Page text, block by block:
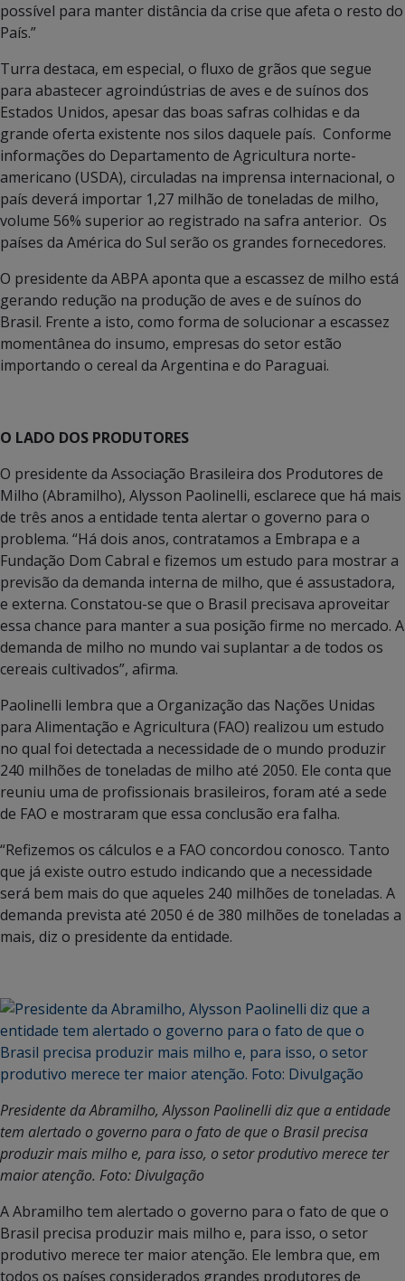
possível para manter distância da crise que afeta o resto do
País.”
Turra destaca, em especial, o fluxo de grãos que segue
para abastecer agroindústrias de aves e de suínos dos
Estados Unidos, apesar das boas safras colhidas e da
grande oferta existente nos silos daquele país. Conforme
informações do Departamento de Agricultura norte-
americano (USDA), circuladas na imprensa internacional, o
país deverá importar 1,27 milhão de toneladas de milho,
volume 56% superior ao registrado na safra anterior. Os
países da América do Sul serão os grandes fornecedores.
O presidente da ABPA aponta que a escassez de milho está
gerando redução na produção de aves e de suínos do
Brasil. Frente a isto, como forma de solucionar a escassez
momentânea do insumo, empresas do setor estão
importando o cereal da Argentina e do Paraguai.
O LADO DOS PRODUTORES
O presidente da Associação Brasileira dos Produtores de
Milho (Abramilho), Alysson Paolinelli, esclarece que há mais
de três anos a entidade tenta alertar o governo para o
problema. “Há dois anos, contratamos a Embrapa e a
Fundação Dom Cabral e fizemos um estudo para mostrar a
previsão da demanda interna de milho, que é assustadora,
e externa. Constatou-se que o Brasil precisava aproveitar
essa chance para manter a sua posição firme no mercado. A
demanda de milho no mundo vai suplantar a de todos os
cereais cultivados”, afirma.
Paolinelli lembra que a Organização das Nações Unidas
para Alimentação e Agricultura (FAO) realizou um estudo
no qual foi detectada a necessidade de o mundo produzir
240 milhões de toneladas de milho até 2050. Ele conta que
reuniu uma de profissionais brasileiros, foram até a sede
de FAO e mostraram que essa conclusão era falha.
“Refizemos os cálculos e a FAO concordou conosco. Tanto
que já existe outro estudo indicando que a necessidade
será bem mais do que aqueles 240 milhões de toneladas. A
demanda prevista até 2050 é de 380 milhões de toneladas a
mais, diz o presidente da entidade.
Presidente da Abramilho, Alysson Paolinelli diz que a entidade
tem alertado o governo para o fato de que o Brasil precisa
produzir mais milho e, para isso, o setor produtivo merece ter
maior atenção. Foto: Divulgação
A Abramilho tem alertado o governo para o fato de que o
Brasil precisa produzir mais milho e, para isso, o setor
produtivo merece ter maior atenção. Ele lembra que, em
todos os países considerados grandes produtores de